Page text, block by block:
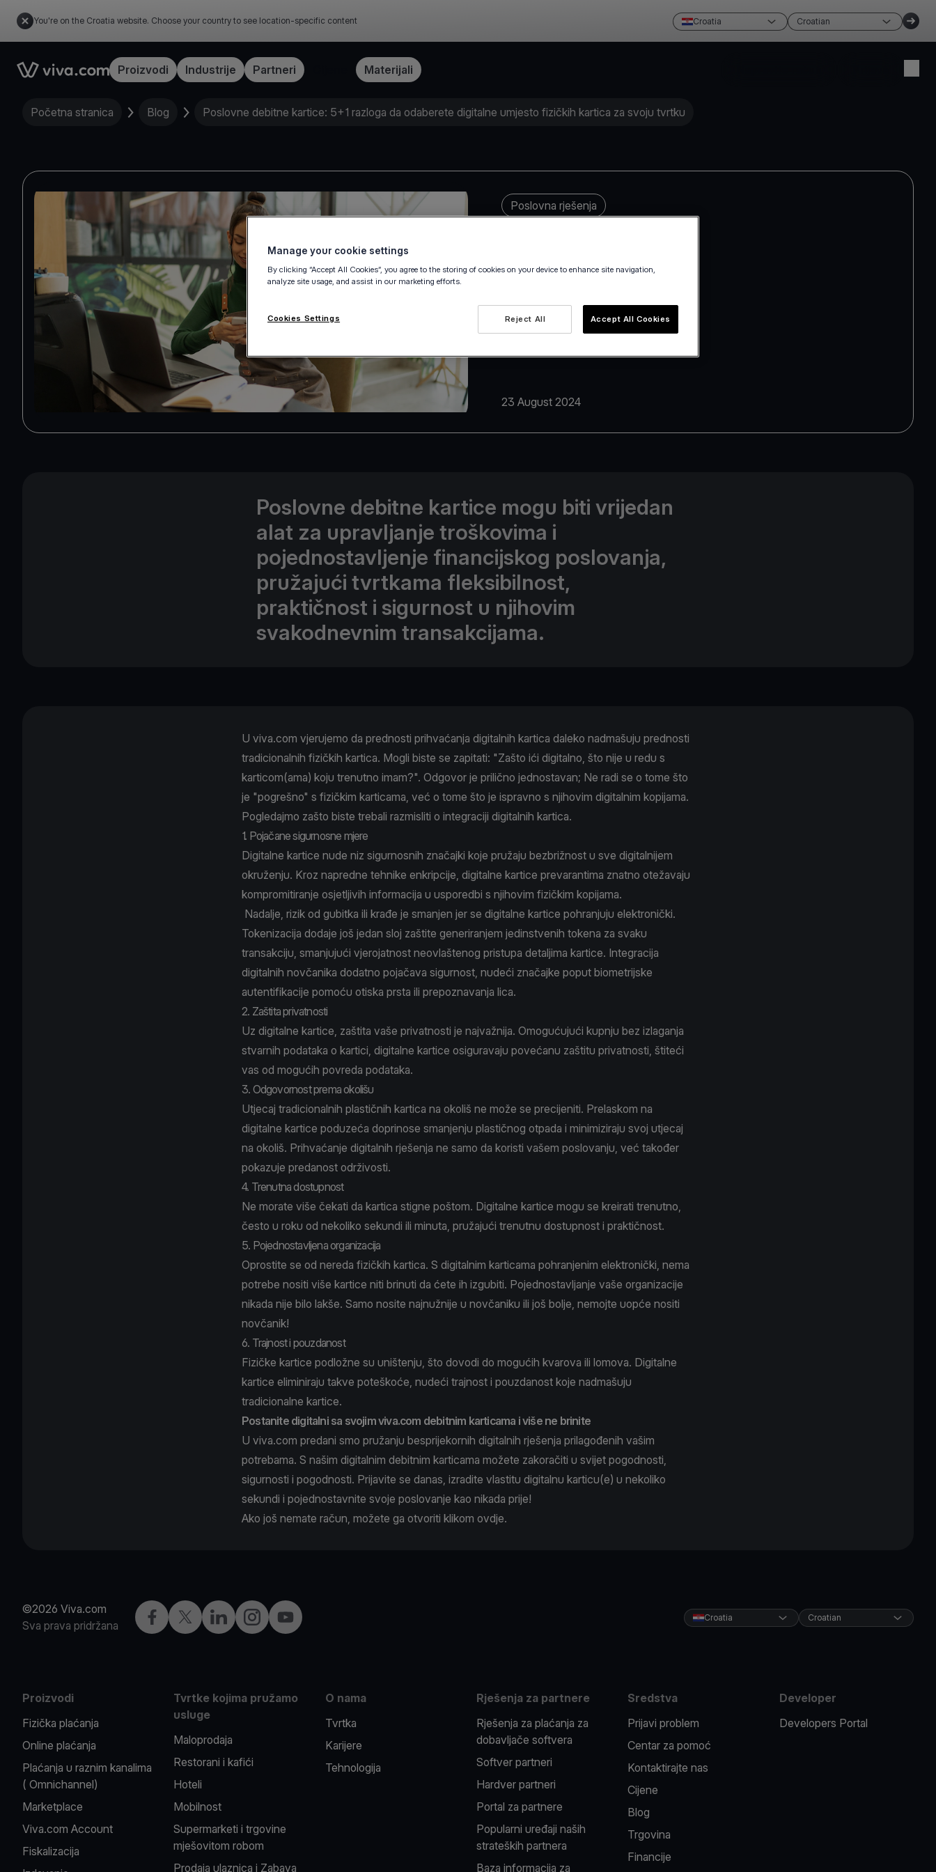
You're on the Croatia website. Choose your country to see location-specific content Croatia Croatian
Link to the homepageProizvodi Industrije Partneri Materijali
Početna stranica Blog Poslovne debitne kartice: 5+1 razloga da odaberete digitalne umjesto fizičkih kartica za svoju tvrtku
Poslovna rješenja
23 August 2024
Poslovne debitne kartice mogu biti vrijedan
alat za upravljanje troškovima i
pojednostavljenje financijskog poslovanja,
pružajući tvrtkama fleksibilnost,
praktičnost i sigurnost u njihovim
svakodnevnim transakcijama.
U viva.com vjerujemo da prednosti prihvaćanja digitalnih kartica daleko nadmašuju prednosti
tradicionalnih fizičkih kartica. Mogli biste se zapitati: "Zašto ići digitalno, što nije u redu s
karticom(ama) koju trenutno imam?". Odgovor je prilično jednostavan; Ne radi se o tome što
je "pogrešno" s fizičkim karticama, već o tome što je ispravno s njihovim digitalnim kopijama.
Pogledajmo zašto biste trebali razmisliti o integraciji digitalnih kartica.
1. Pojačane sigurnosne mjere
Digitalne kartice nude niz sigurnosnih značajki koje pružaju bezbrižnost u sve digitalnijem
okruženju. Kroz napredne tehnike enkripcije, digitalne kartice prevarantima znatno otežavaju
kompromitiranje osjetljivih informacija u usporedbi s njihovim fizičkim kopijama.
Nadalje, rizik od gubitka ili krađe je smanjen jer se digitalne kartice pohranjuju elektronički.
Tokenizacija dodaje još jedan sloj zaštite generiranjem jedinstvenih tokena za svaku
transakciju, smanjujući vjerojatnost neovlaštenog pristupa detaljima kartice. Integracija
digitalnih novčanika dodatno pojačava sigurnost, nudeći značajke poput biometrijske
autentifikacije pomoću otiska prsta ili prepoznavanja lica.
2. Zaštita privatnosti
Uz digitalne kartice, zaštita vaše privatnosti je najvažnija. Omogućujući kupnju bez izlaganja
stvarnih podataka o kartici, digitalne kartice osiguravaju povećanu zaštitu privatnosti, štiteći
vas od mogućih povreda podataka.
3. Odgovornost prema okolišu
Utjecaj tradicionalnih plastičnih kartica na okoliš ne može se precijeniti. Prelaskom na
digitalne kartice poduzeća doprinose smanjenju plastičnog otpada i minimiziraju svoj utjecaj
na okoliš. Prihvaćanje digitalnih rješenja ne samo da koristi vašem poslovanju, već također
pokazuje predanost održivosti.
4. Trenutna dostupnost
Ne morate više čekati da kartica stigne poštom. Digitalne kartice mogu se kreirati trenutno,
često u roku od nekoliko sekundi ili minuta, pružajući trenutnu dostupnost i praktičnost.
5. Pojednostavljena organizacija
Oprostite se od nereda fizičkih kartica. S digitalnim karticama pohranjenim elektronički, nema
potrebe nositi više kartice niti brinuti da ćete ih izgubiti. Pojednostavljanje vaše organizacije
nikada nije bilo lakše. Samo nosite najnužnije u novčaniku ili još bolje, nemojte uopće nositi
novčanik!
6. Trajnost i pouzdanost
Fizičke kartice podložne su uništenju, što dovodi do mogućih kvarova ili lomova. Digitalne
kartice eliminiraju takve poteškoće, nudeći trajnost i pouzdanost koje nadmašuju
tradicionalne kartice.
Postanite digitalni sa svojim viva.com debitnim karticama i više ne brinite
U viva.com predani smo pružanju besprijekornih digitalnih rješenja prilagođenih vašim
potrebama. S našim digitalnim debitnim karticama možete zakoračiti u svijet pogodnosti,
sigurnosti i pogodnosti. Prijavite se danas, izradite vlastitu digitalnu karticu(e) u nekoliko
sekundi i pojednostavnite svoje poslovanje kao nikada prije!
Ako još nemate račun, možete ga otvoriti klikom ovdje.
©2026 Viva.com
Sva prava pridržana
Facebook
X LinkedInInstagramYouTube Croatia Croatian
Proizvodi
Fizička plaćanja
Online plaćanja
Plaćanja u raznim kanalima
( Omnichannel)
Marketplace
Viva.com Account
Fiskalizacija
Tvrtke kojima pružamo
usluge
Maloprodaja
Restorani i kafići
Hoteli
Mobilnost
Supermarketi i trgovine
mješovitom robom
Prodaja ulaznica i Zabava
O nama
Tvrtka
Karijere
Tehnologija
Rješenja za partnere
Rješenja za plaćanja za
dobavljače softvera
Softver partneri
Hardver partneri
Portal za partnere
Popularni uređaji naših
strateških partnera
Baza informacija za
Sredstva
Prijavi problem
Centar za pomoć
Kontaktirajte nas
Cijene
Blog
Trgovina
Financije
Developer
Developers Portal
Manage your cookie settings
By clicking “Accept All Cookies”, you agree to the storing of cookies on your device to enhance site navigation,
analyze site usage, and assist in our marketing efforts.
Reject All Accept All Cookies
Cookies Settings